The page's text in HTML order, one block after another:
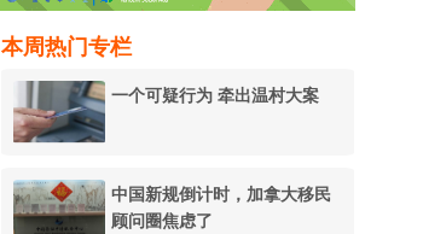
本周热门专栏
一个可疑行为 牵出温村大案
中国新规倒计时，加拿大移民
顾问圈焦虑了